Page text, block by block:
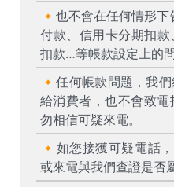
🔸也不會在任何情形
付款、信用卡分期扣
扣款…等帳款設定上的問
🔸任何帳款問題，我
給消費者，也不會致
勿相信可疑來電。
🔸如您接獲可疑電話
或來電與我們查證是否